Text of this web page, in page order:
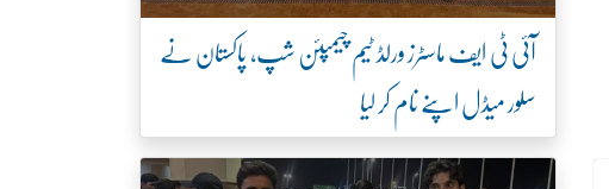
آئی ٹی ایف ماسٹرز ورلڈ ٹیم چیمپئن شپ، پاکستان نے
سلور میڈل اپنے نام کر لیا